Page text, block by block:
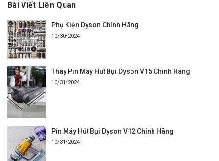
Bài Viết Liên Quan
Phụ Kiện Dyson Chính Hãng
10/30/2024
Thay Pin Máy Hút Bụi Dyson V15 Chính Hãng
10/31/2024
Pin Máy Hút Bụi Dyson V12 Chính Hãng
10/31/2024